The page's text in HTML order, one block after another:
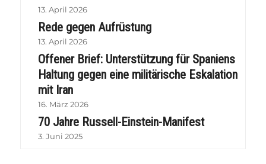
13. April 2026
Rede gegen Aufrüstung
13. April 2026
Offener Brief: Unterstützung für Spaniens
Haltung gegen eine militärische Eskalation
mit Iran
16. März 2026
70 Jahre Russell-Einstein-Manifest
3. Juni 2025